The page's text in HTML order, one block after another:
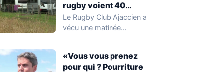
rugby voient 40
caravanes de gens du
voyage s’installer
heure
Le Rugby Club Ajaccien a
vécu une matinée
découverte d'une…
«Vous vous prenez
pour qui ? Pourriture